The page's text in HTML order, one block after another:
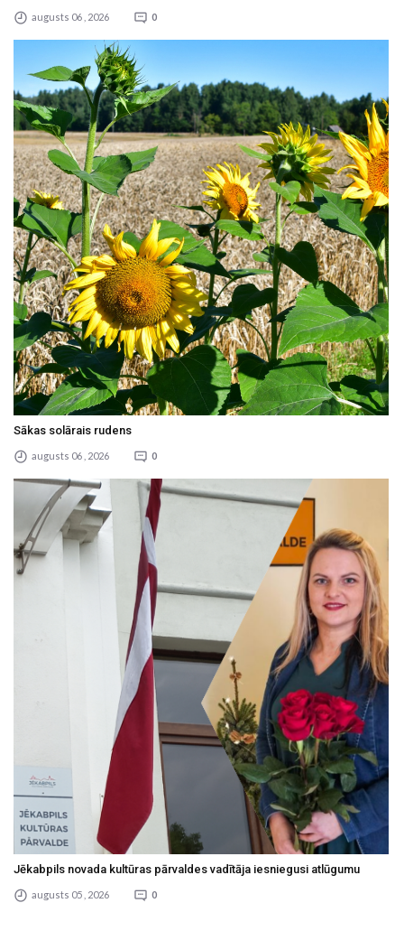
augusts 06 , 2026 0
Sākas solārais rudens
augusts 06 , 2026 0
Jēkabpils novada kultūras pārvaldes vadītāja iesniegusi atlūgumu
augusts 05 , 2026 0